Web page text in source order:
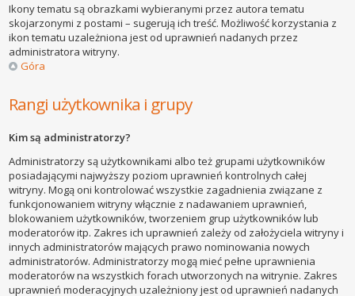
Ikony tematu są obrazkami wybieranymi przez autora tematu
skojarzonymi z postami – sugerują ich treść. Możliwość korzystania z
ikon tematu uzależniona jest od uprawnień nadanych przez
administratora witryny.
Góra
Rangi użytkownika i grupy
Kim są administratorzy?
Administratorzy są użytkownikami albo też grupami użytkowników
posiadającymi najwyższy poziom uprawnień kontrolnych całej
witryny. Mogą oni kontrolować wszystkie zagadnienia związane z
funkcjonowaniem witryny włącznie z nadawaniem uprawnień,
blokowaniem użytkowników, tworzeniem grup użytkowników lub
moderatorów itp. Zakres ich uprawnień zależy od założyciela witryny i
innych administratorów mających prawo nominowania nowych
administratorów. Administratorzy mogą mieć pełne uprawnienia
moderatorów na wszystkich forach utworzonych na witrynie. Zakres
uprawnień moderacyjnych uzależniony jest od uprawnień nadanych